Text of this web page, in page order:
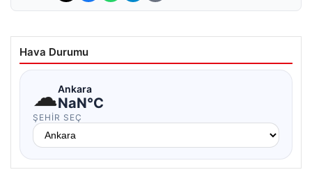
Hava Durumu
☁Ankara
NaN°C
ŞEHIR SEÇ